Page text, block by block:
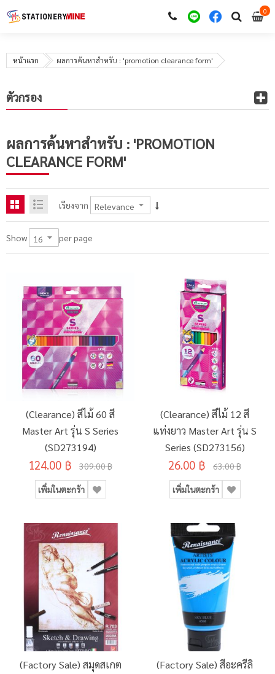
00
หน้าแรก ผลการค้นหาสำหรับ : 'promotion clearance form'
ผลการค้นหาสำหรับ : 'PROMOTION
CLEARANCE FORM'
เรียงจาก
Show per page
(Clearance) สีไม้ 60 สี
Master Art รุ่น S Series
(SD273194)
124.00 ฿ 309.00 ฿
เพิ่มในตะกร้า
(Clearance) สีไม้ 12 สี
แท่งยาว Master Art รุ่น S
Series (SD273156)
26.00 ฿ 63.00 ฿
เพิ่มในตะกร้า
(Factory Sale) สมุดสเกต
(Factory Sale) สีอะครีลิ
ตัวกรอง